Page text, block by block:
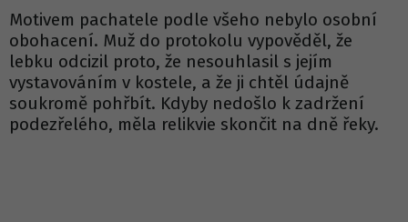
Motivem pachatele podle všeho nebylo osobní
obohacení. Muž do protokolu vypověděl, že
lebku odcizil proto, že nesouhlasil s jejím
vystavováním v kostele, a že ji chtěl údajně
soukromě pohřbít. Kdyby nedošlo k zadržení
podezřelého, měla relikvie skončit na dně řeky.